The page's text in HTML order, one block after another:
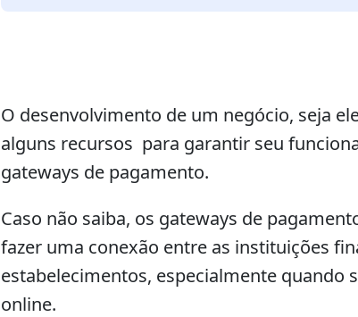
O desenvolvimento de um negócio, seja
alguns recursos para garantir seu
gateways de pagamento.
Caso não saiba, os gateways de
fazer uma conexão entre as instituições
estabelecimentos, especialmente quando
online.